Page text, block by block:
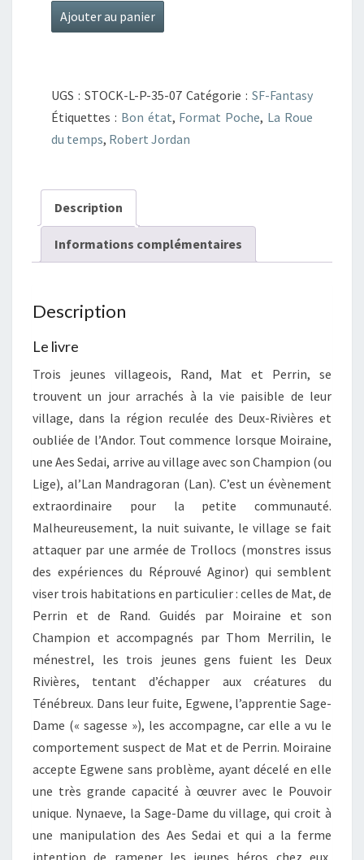
quantité
de
du
temps
9
Ajouter au panier
UGS : STOCK-L-P-35-07 Catégorie : SF-Fantasy
Étiquettes : Bon état, Format Poche, La Roue
du temps, Robert Jordan
Description
Informations complémentaires
Description
Le livre
Trois jeunes villageois, Rand, Mat et Perrin, se
trouvent un jour arrachés à la vie paisible de leur
village, dans la région reculée des Deux-Rivières et
oubliée de l’Andor. Tout commence lorsque Moiraine,
une Aes Sedai, arrive au village avec son Champion (ou
Lige), al’Lan Mandragoran (Lan). C’est un évènement
extraordinaire pour la petite communauté.
Malheureusement, la nuit suivante, le village se fait
attaquer par une armée de Trollocs (monstres issus
des expériences du Réprouvé Aginor) qui semblent
viser trois habitations en particulier : celles de Mat, de
Perrin et de Rand. Guidés par Moiraine et son
Champion et accompagnés par Thom Merrilin, le
ménestrel, les trois jeunes gens fuient les Deux
Rivières, tentant d’échapper aux créatures du
Ténébreux. Dans leur fuite, Egwene, l’apprentie Sage-
Dame (« sagesse »), les accompagne, car elle a vu le
comportement suspect de Mat et de Perrin. Moiraine
accepte Egwene sans problème, ayant décelé en elle
une très grande capacité à œuvrer avec le Pouvoir
unique. Nynaeve, la Sage-Dame du village, qui croit à
une manipulation des Aes Sedai et qui a la ferme